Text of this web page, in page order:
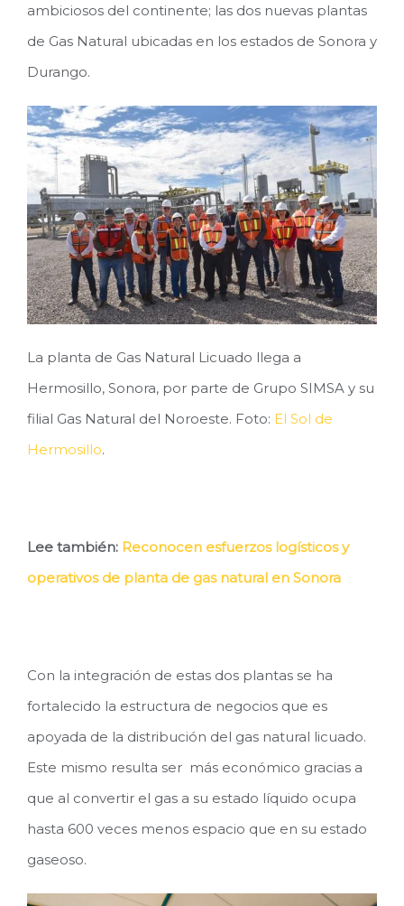
ambiciosos del continente; las dos nuevas plantas
de Gas Natural ubicadas en los estados de Sonora y
Durango.
La planta de Gas Natural Licuado llega a
Hermosillo, Sonora, por parte de Grupo SIMSA y su
filial Gas Natural del Noroeste. Foto: El Sol de
Hermosillo.
Lee también: Reconocen esfuerzos logísticos y
operativos de planta de gas natural en Sonora
Con la integración de estas dos plantas se ha
fortalecido la estructura de negocios que es
apoyada de la distribución del gas natural licuado.
Este mismo resulta ser más económico gracias a
que al convertir el gas a su estado líquido ocupa
hasta 600 veces menos espacio que en su estado
gaseoso.